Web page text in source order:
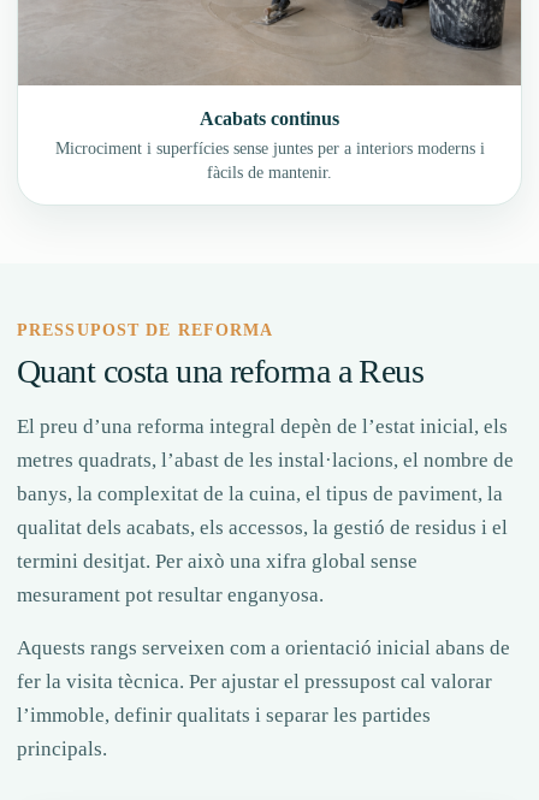
Acabats continus
Microciment i superfícies sense juntes per a interiors moderns i
fàcils de mantenir.
PRESSUPOST DE REFORMA
Quant costa una reforma a Reus
El preu d’una reforma integral depèn de l’estat inicial, els
metres quadrats, l’abast de les instal·lacions, el nombre de
banys, la complexitat de la cuina, el tipus de paviment, la
qualitat dels acabats, els accessos, la gestió de residus i el
termini desitjat. Per això una xifra global sense
mesurament pot resultar enganyosa.
Aquests rangs serveixen com a orientació inicial abans de
fer la visita tècnica. Per ajustar el pressupost cal valorar
l’immoble, definir qualitats i separar les partides
principals.